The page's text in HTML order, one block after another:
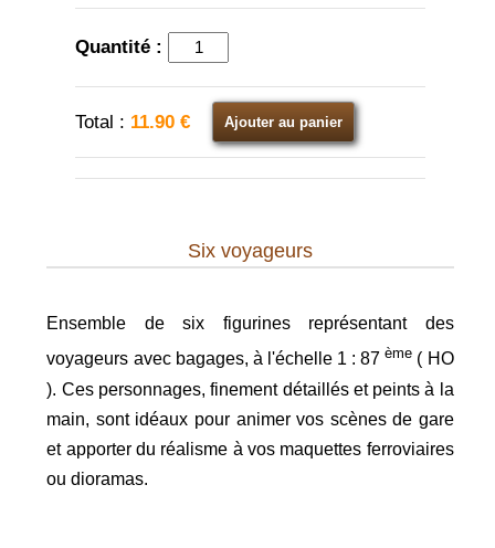
Quantité :
Total : 11.90 € Ajouter au panier
Six voyageurs
Ensemble de six figurines représentant des
voyageurs avec bagages, à l'échelle 1 : 87ème ( HO
). Ces personnages, finement détaillés et peints à la
main, sont idéaux pour animer vos scènes de gare
et apporter du réalisme à vos maquettes ferroviaires
ou dioramas.